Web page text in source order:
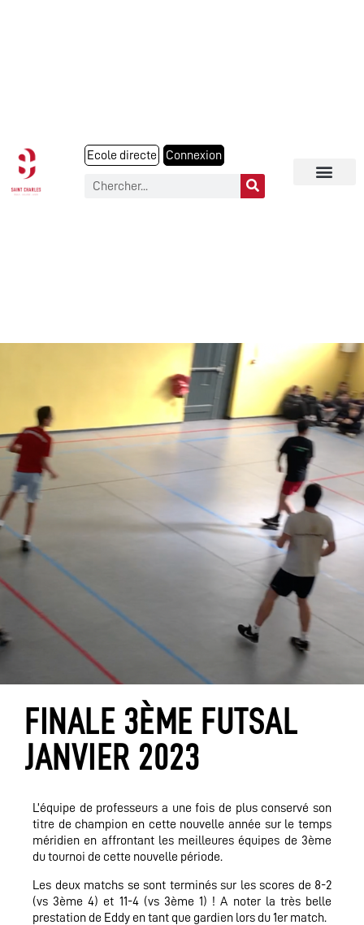
Ecole directe Connexion
FINALE 3ÈME FUTSAL
JANVIER 2023
L’équipe de professeurs a une fois de plus conservé son
titre de champion en cette nouvelle année sur le temps
méridien en affrontant les meilleures équipes de 3ème
du tournoi de cette nouvelle période.
Les deux matchs se sont terminés sur les scores de 8-2
(vs 3ème 4) et 11-4 (vs 3ème 1) ! A noter la très belle
prestation de Eddy en tant que gardien lors du 1er match.